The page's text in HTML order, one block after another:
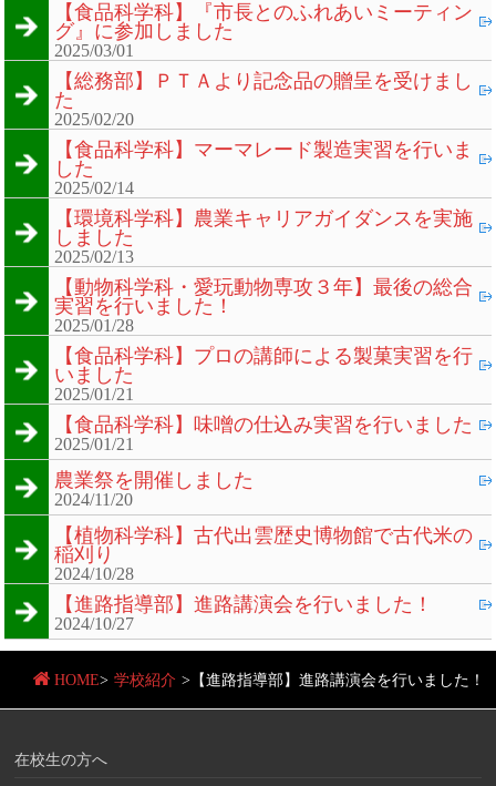
【食品科学科】『市長とのふれあいミーティン
グ』に参加しました
2025/03/01
【総務部】ＰＴＡより記念品の贈呈を受けまし
た
2025/02/20
【食品科学科】マーマレード製造実習を行いま
した
2025/02/14
【環境科学科】農業キャリアガイダンスを実施
しました
2025/02/13
【動物科学科・愛玩動物専攻３年】最後の総合
実習を行いました！
2025/01/28
【食品科学科】プロの講師による製菓実習を行
いました
2025/01/21
【食品科学科】味噌の仕込み実習を行いました
2025/01/21
農業祭を開催しました
2024/11/20
【植物科学科】古代出雲歴史博物館で古代米の
稲刈り
2024/10/28
【進路指導部】進路講演会を行いました！
2024/10/27
HOME> 学校紹介 > 【進路指導部】進路講演会を行いました！
在校生の方へ